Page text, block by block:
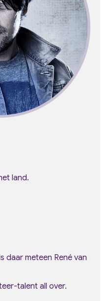
land.
daar meteen René van
talent all over.